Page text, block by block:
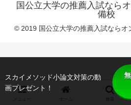
国公立大学の推薦入試なら
備校
© 2019 国公立大学の推薦入試ならオ
スカイメソッド小論文対策の動
画プレゼント！